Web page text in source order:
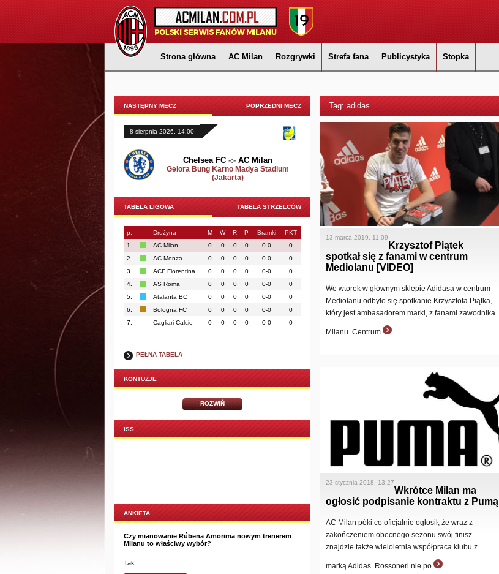
Strona główna AC Milan Rozgrywki Strefa fana Publicystyka Stopka
NASTĘPNY MECZ POPRZEDNI MECZ
8 sierpnia 2026, 14:00
Chelsea FC -:- AC Milan
Gelora Bung Karno Madya Stadium
(Jakarta)
TABELA LIGOWA TABELA STRZELCÓW
p. Drużyna M W R P Bramki
PKT
1.
AC Milan 0 0 0 0 0-0
0
2.
AC Monza 0 0 0 0 0-0
0
3.
ACF Fiorentina 0 0 0 0 0-0
0
4.
AS Roma 0 0 0 0 0-0
0
5.
Atalanta BC 0 0 0 0 0-0
0
6.
Bologna FC 0 0 0 0 0-0
0
7.
Cagliari Calcio 0 0 0 0 0-0 0
PEŁNA TABELA
KONTUZJE
ROZWIŃ
ISS
ANKIETA
Czy mianowanie Rúbena Amorima nowym trenerem
Milanu to właściwy wybór?
Tak
Tag: adidas
13 marca 2019, 11:09
Krzysztof Piątek
spotkał się z fanami w centrum
Mediolanu [VIDEO]
We wtorek w głównym sklepie Adidasa w centrum
Mediolanu odbyło się spotkanie Krzysztofa Piątka,
który jest ambasadorem marki, z fanami zawodnika
Milanu. Centrum
23 stycznia 2018, 13:27
Wkrótce Milan ma
ogłosić podpisanie kontraktu z Pumą
AC Milan póki co oficjalnie ogłosił, że wraz z
zakończeniem obecnego sezonu swój finisz
znajdzie także wieloletnia współpraca klubu z
marką Adidas. Rossoneri nie po